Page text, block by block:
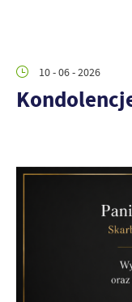
10 - 06 - 2026